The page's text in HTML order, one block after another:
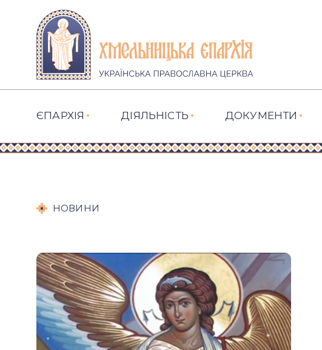
ЄПАРХІЯ ДІЯЛЬНІСТЬ ДОКУМЕНТИ
НОВИНИ